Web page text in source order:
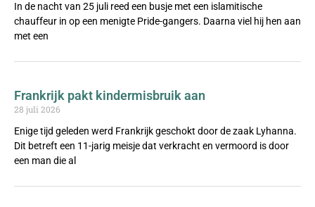
In de nacht van 25 juli reed een busje met een islamitische
chauffeur in op een menigte Pride-gangers. Daarna viel hij hen aan
met een
Frankrijk pakt kindermisbruik aan
28 juli 2026
Enige tijd geleden werd Frankrijk geschokt door de zaak Lyhanna.
Dit betreft een 11-jarig meisje dat verkracht en vermoord is door
een man die al